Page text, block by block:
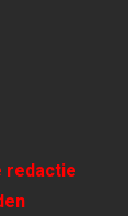
redactie